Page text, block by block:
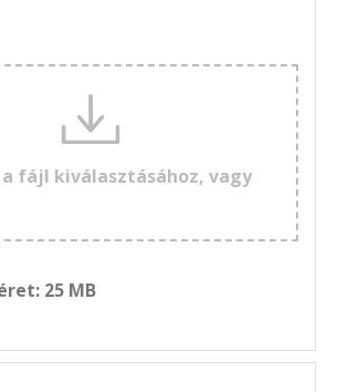
fájl kiválasztásához, vagy
25 MB